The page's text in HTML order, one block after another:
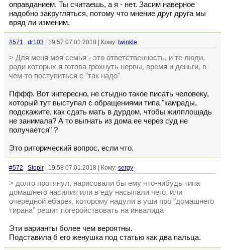
оправданием. Ты считаешь, а я - нет. Засим наверное
надобно закругляться, потому что мнение друг друга мы
вряд ли изменим.
#571 dr103 | 19:57 07.01.2018 | Кому: twinkle
> Для меня моя семья - это ответственность, и те люди,
ради которых я готова грохнуть нервы, время и деньги, в
чем-то поступиться с "так надо"
Пффф. Вот интересно, не стыдно такое писать человеку,
который тут выступал с обращениями типа "камрады,
подскажите, как сдать мать в дурдом, чтобы жилплощадь
не занимала? А то выгнать из дома ее через суд не
получается" ?
Это риторический вопрос, если что.
#572 Stopir | 19:58 07.01.2018 | Кому: sergy
> долго протянул, нарисовали бы ему что-нибудь типа
домашнего насилия или в еду насыпали чего. или
очередной ебарек, которому надули в уши про "домашнего
тирана" решит погеройствовать на инвалида
Эти варианты более чем вероятны.
Подставила б его женушка под статью как два пальца.